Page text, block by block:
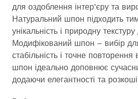
для оздоблення інтер’єру та
Натуральний шпон підходить
унікальність і природну
Модифікований шпон – вибір
стабільність і точне повторення
шпон ідеально доповнює
додаючи елегантності та